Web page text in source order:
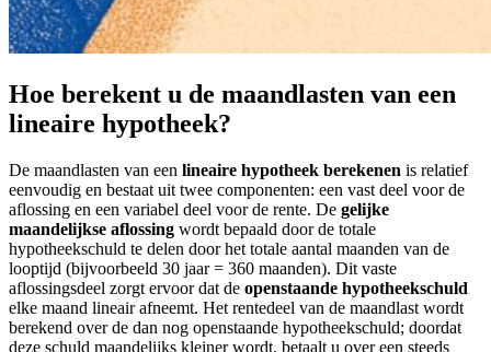
Hoe berekent u de maandlasten van een
lineaire hypotheek?
De maandlasten van een lineaire hypotheek berekenen is relatief
eenvoudig en bestaat uit twee componenten: een vast deel voor de
aflossing en een variabel deel voor de rente. De gelijke
maandelijkse aflossing wordt bepaald door de totale
hypotheekschuld te delen door het totale aantal maanden van de
looptijd (bijvoorbeeld 30 jaar = 360 maanden). Dit vaste
aflossingsdeel zorgt ervoor dat de openstaande hypotheekschuld
elke maand lineair afneemt. Het rentedeel van de maandlast wordt
berekend over de dan nog openstaande hypotheekschuld; doordat
deze schuld maandelijks kleiner wordt, betaalt u over een steeds